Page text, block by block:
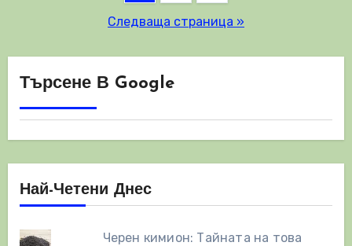
публикациите
на
страници
Следваща страница »
Търсене В Google
Най-Четени Днес
Черен кимион: Тайната на това